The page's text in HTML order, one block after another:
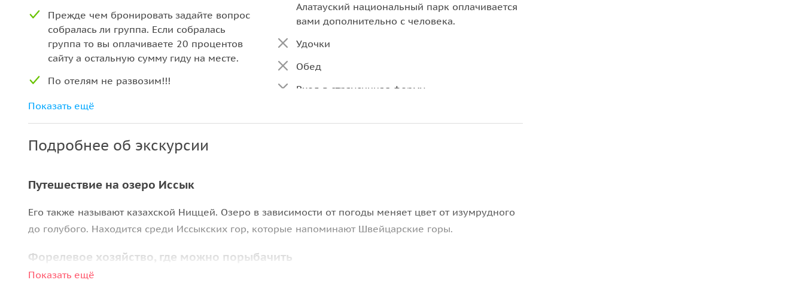
Прежде чем бронировать задайте вопрос
собралась ли группа. Если собралась
группа то вы оплачиваете 20 процентов
сайту а остальную сумму гиду на месте.
По отелям не развозим!!!
Алатауский национальный парк оплачивается
вами дополнительно с человека.
Удочки
Обед
Вход в страусинная ферму
родным будет приятно пить чай или кофе с
кружкой изображением озеро Иссык и
Показать ещё
Подробнее об экскурсии
Путешествие на озеро Иссык
Его также называют казахской Ниццей. Озеро в зависимости от погоды меняет цвет от изумрудного
до голубого. Находится среди Иссыкских гор, которые напоминают Швейцарские горы.
Форелевое хозяйство, где можно порыбачить
Показать ещё